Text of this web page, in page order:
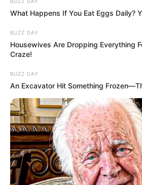
BUZZ DAY
What Happens If You Eat Eggs Daily?
BUZZ DAY
Housewives Are Dropping Everything
Craze!
BUZZ DAY
An Excavator Hit Something